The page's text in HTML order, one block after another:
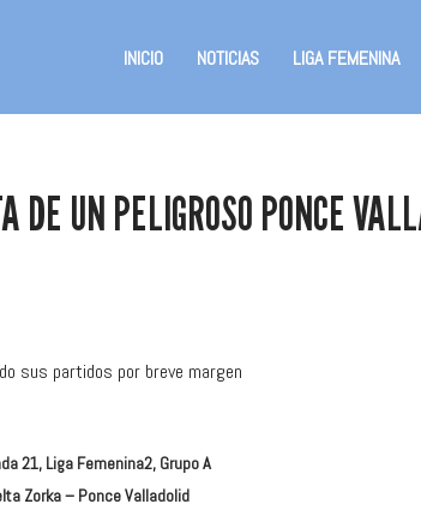
INICIO NOTICIAS LIGA FEMENINA
DE UN PELIGROSO PONCE
sus partidos por breve margen
21, Liga Femenina2, Grupo A
Zorka – Ponce Valladolid